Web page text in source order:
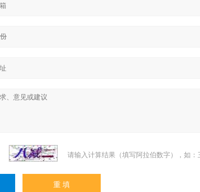
请输入计算结果（填写阿拉伯数字），如：